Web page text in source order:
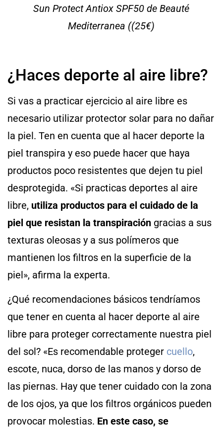
Sun Protect Antiox SPF50 de Beauté
Mediterranea ((25€)
¿Haces deporte al aire libre?
Si vas a practicar ejercicio al aire libre es
necesario utilizar protector solar para no dañar
la piel. Ten en cuenta que al hacer deporte la
piel transpira y eso puede hacer que haya
productos poco resistentes que dejen tu piel
desprotegida. «Si practicas deportes al aire
libre, utiliza productos para el cuidado de la
piel que resistan la transpiración gracias a sus
texturas oleosas y a sus polímeros que
mantienen los filtros en la superficie de la
piel», afirma la experta.
¿Qué recomendaciones básicos tendríamos
que tener en cuenta al hacer deporte al aire
libre para proteger correctamente nuestra piel
del sol? «Es recomendable proteger cuello,
escote, nuca, dorso de las manos y dorso de
las piernas. Hay que tener cuidado con la zona
de los ojos, ya que los filtros orgánicos pueden
provocar molestias. En este caso, se